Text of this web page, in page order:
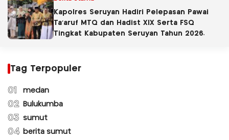
Kapolres Seruyan Hadiri Pelepasan Pawai
Ta’aruf MTQ dan Hadist XlX Serta FSQ
Tingkat Kabupaten Seruyan Tahun 2026.
Tag Terpopuler
01 medan
02 Bulukumba
03 sumut
04 berita sumut